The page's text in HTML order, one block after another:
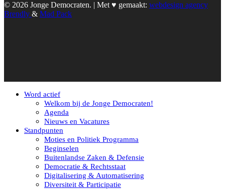
© 2026 Jonge Democraten. | Met ♥︎ gemaakt: webdesign agency
Brendly & Mad Pack
Word actief
Welkom bij de Jonge Democraten!
Agenda
Nieuws en Vacatures
Standpunten
Moties en Politiek Programma
Beginselen
Buitenlandse Zaken & Defensie
Democratie & Rechtsstaat
Digitalisering & Automatisering
Diversiteit & Participatie